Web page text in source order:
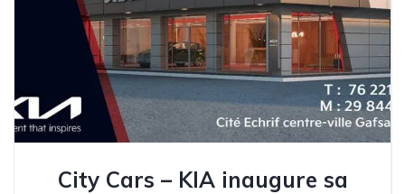
City Cars – KIA inaugure sa